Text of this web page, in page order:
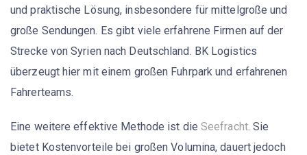
und praktische Lösung, insbesondere für mittelgroße und
große Sendungen. Es gibt viele erfahrene Firmen auf der
Strecke von Syrien nach Deutschland. BK Logistics
überzeugt hier mit einem großen Fuhrpark und erfahrenen
Fahrerteams.
Eine weitere effektive Methode ist die Seefracht. Sie
bietet Kostenvorteile bei großen Volumina, dauert jedoch